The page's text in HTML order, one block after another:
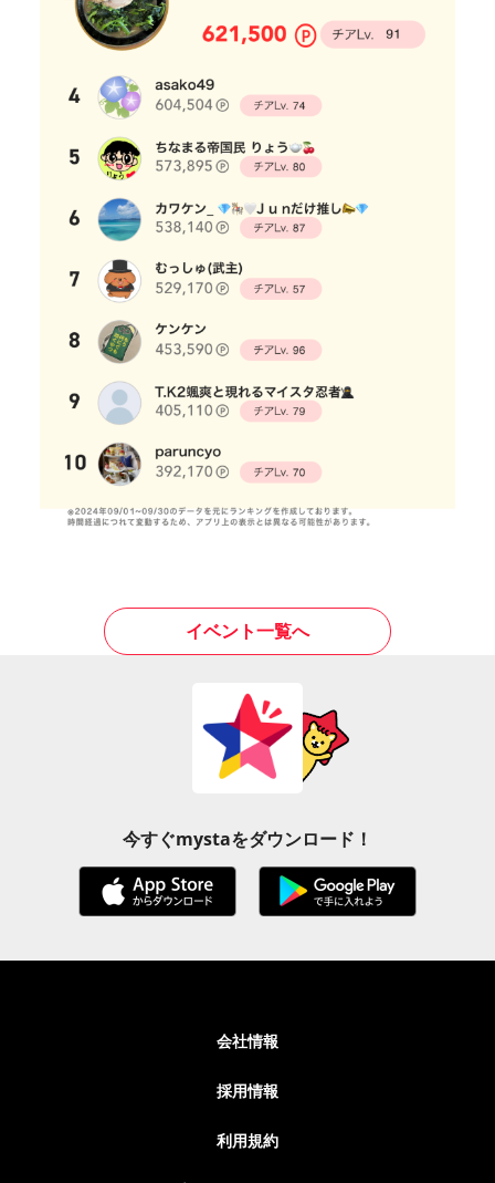
イベント一覧へ
今すぐmystaをダウンロード！
会社情報
採用情報
利用規約